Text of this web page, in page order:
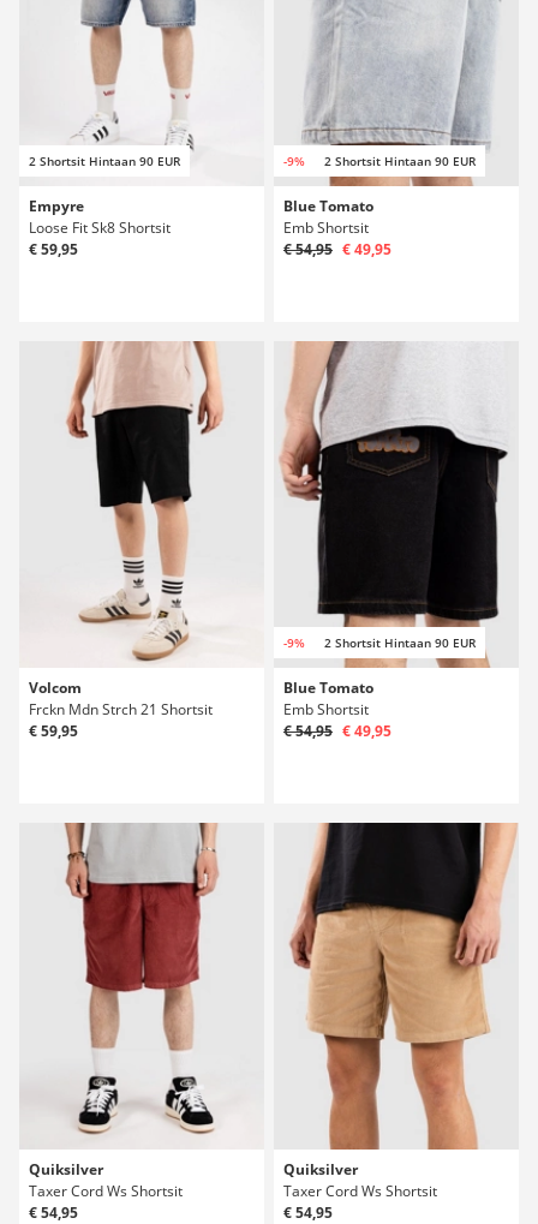
2 Shortsit Hintaan 90 EUR
Empyre
Loose Fit Sk8 Shortsit
€ 59,95
-9% 2 Shortsit Hintaan 90 EUR
Blue Tomato
Emb Shortsit
€ 54,95 € 49,95
Volcom
Frckn Mdn Strch 21 Shortsit
€ 59,95
-9% 2 Shortsit Hintaan 90 EUR
Blue Tomato
Emb Shortsit
€ 54,95 € 49,95
Quiksilver
Taxer Cord Ws Shortsit
€ 54,95
Quiksilver
Taxer Cord Ws Shortsit
€ 54,95